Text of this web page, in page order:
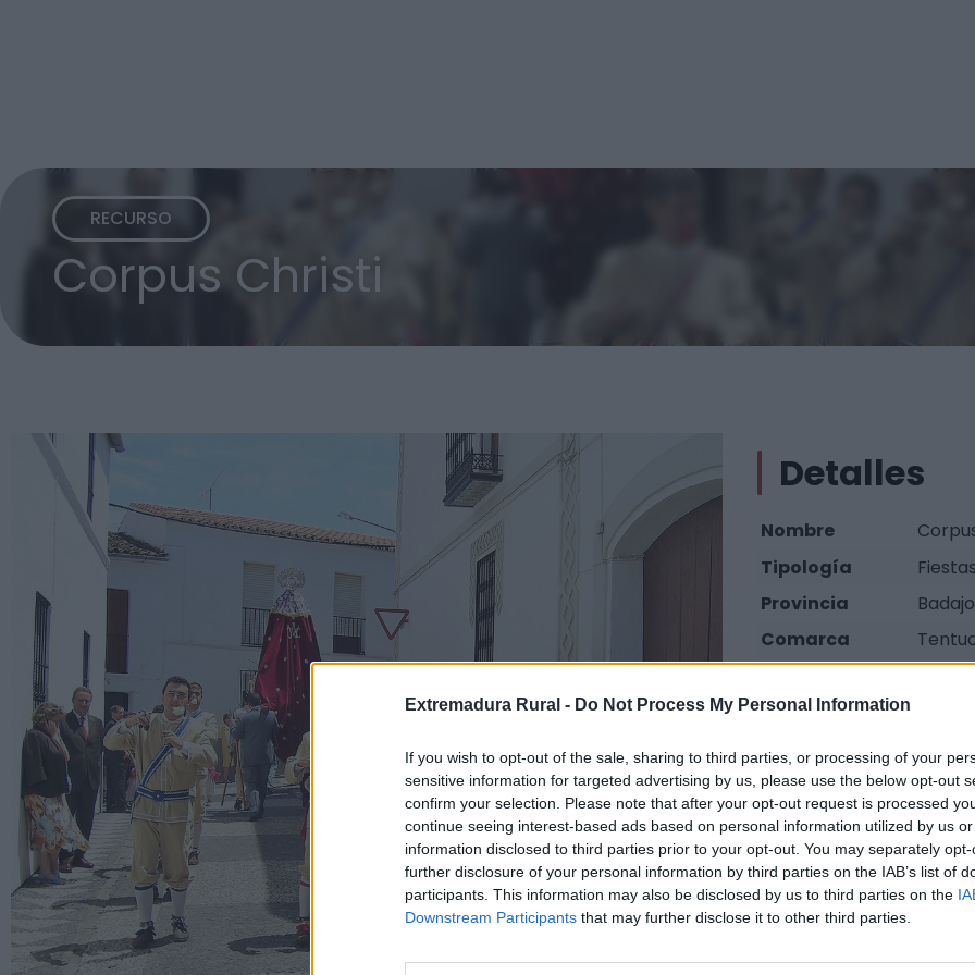
Extremadura Rural - Do Not Process My Personal Information
If you wish to opt-out of the sale, sharing to third parties, or processing of your
sensitive information for targeted advertising by us, please use the below opt-out
confirm your selection. Please note that after your opt-out request is processed
continue seeing interest-based ads based on personal information utilized by us
information disclosed to third parties prior to your opt-out. You may separately
further disclosure of your personal information by third parties on the IAB’s list of
participants. This information may also be disclosed by us to third parties on the
Downstream Participants that may further disclose it to other third parties.
RECURSO
Corpus Christi
Detalles
Nombre
Tipología
Provincia
Comarca
Teléfono
Teléfono2
691
Email
Web